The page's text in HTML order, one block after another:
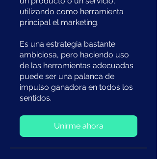
utilizando como herramienta
principal el marketing.
Es una estrategia bastante
ambiciosa, pero haciendo uso
de las herramientas adecuadas
puede ser una palanca de
impulso ganadora en todos los
sentidos.
Unirme ahora